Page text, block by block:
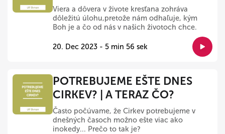
Viera a dôvera v živote kresťana zohráva
dôležitú úlohu,pretože nám odhaľuje, kým
Boh je a čo od nás v našich životoch chce.
20. Dec 2023 - 5 min 56 sek
POTREBUJEME EŠTE DNES
CIRKEV? | A TERAZ ČO?
Často počúvame, že Cirkev potrebujeme v
dnešných časoch možno ešte viac ako
inokedy... Prečo to tak je?